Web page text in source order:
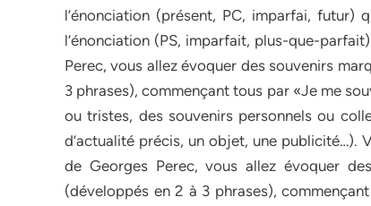
l’énonciation (présent, PC, imparfai, futur)
l’énonciation (PS, imparfait, plus-que-
Perec, vous allez évoquer des souvenirs
3 phrases), commençant tous par «Je me
ou tristes, des souvenirs personnels ou
d’actualité précis, un objet, une publicité…).
de Georges Perec, vous allez évoquer
(développés en 2 à 3 phrases),